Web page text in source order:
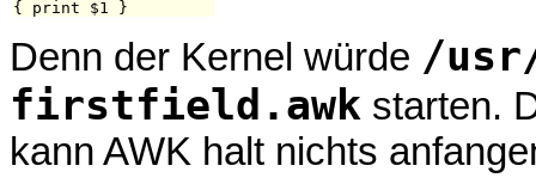
Denn der Kernel würde /
firstfield.awk starten.
kann AWK halt nichts